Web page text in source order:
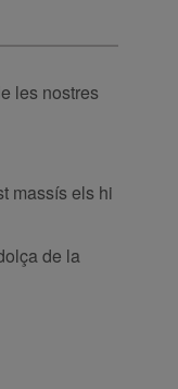
les nostres
massís els hi
de la